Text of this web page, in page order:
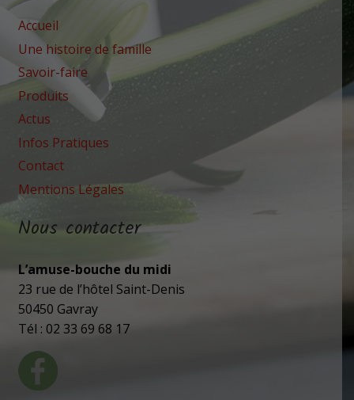
Accueil
Une histoire de famille
Savoir-faire
Produits
Actus
Infos Pratiques
Contact
Mentions Légales
Nous contacter
L’amuse-bouche du midi
23 rue de l’hôtel Saint-Denis
50450 Gavray
Tél : 02 33 69 68 17